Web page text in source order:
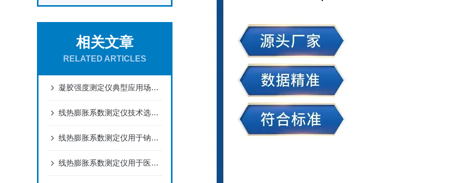
相关文章
RELATED ARTICLES
凝胶强度测定仪典型应用场景与操作说明
线热膨胀系数测定仪技术选型分析
线热膨胀系数测定仪用于钠钙玻璃输液瓶耐灭菌热冲击评估方案
线热膨胀系数测定仪用于医药玻璃管材在线质量控制方案